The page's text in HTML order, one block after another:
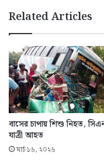
Related Articles
বাসের চাপায় শিশু নিহত,
যাত্রী আহত
মার্চ ১৬, ২০২৬